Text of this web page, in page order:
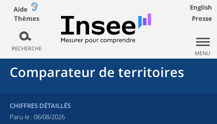
Aide
Thèmes
RECHERCHE
English
Presse
MENU
Comparateur de territoires
CHIFFRES DÉTAILLÉS
Paru le : 06/08/2026